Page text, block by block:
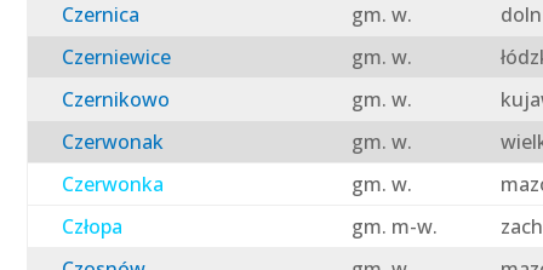
Czernica
gm. w.
Czerniewice
gm. w.
Czernikowo
gm. w.
Czerwonak
gm. w.
Czerwonka
gm. w.
Człopa
gm. m-w.